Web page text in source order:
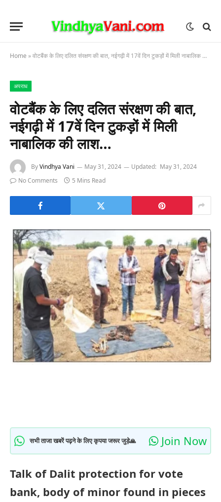
Home »वोटबैंक के लिए दलित संरक्षण की बात, नईगढ़ी में 17वें दिन टुकड़ों में मिली नाबालिक की लाश…
अपराध
वोटबैंक के लिए दलित संरक्षण की बात,
नईगढ़ी में 17वें दिन टुकड़ों में मिली
नाबालिक की लाश…
ByVindhya Vani May 31, 2024 Updated: May 31, 2024
No Comments
5 Mins Read
सभी ताजा खबरें पढ़ने के लिए कृपया जरूर जुड़े🙏 Join Now
Talk of Dalit protection for vote
bank, body of minor found in pieces